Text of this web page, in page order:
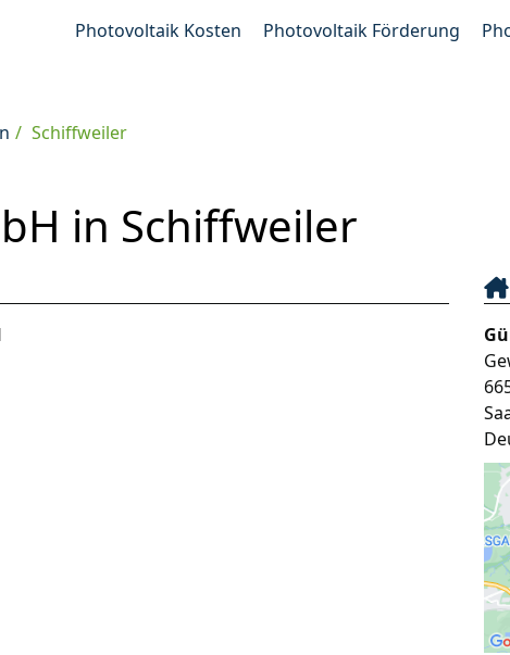
Photovoltaik Kosten Photovoltaik Förderung
Schiffweiler
in Schiffweiler